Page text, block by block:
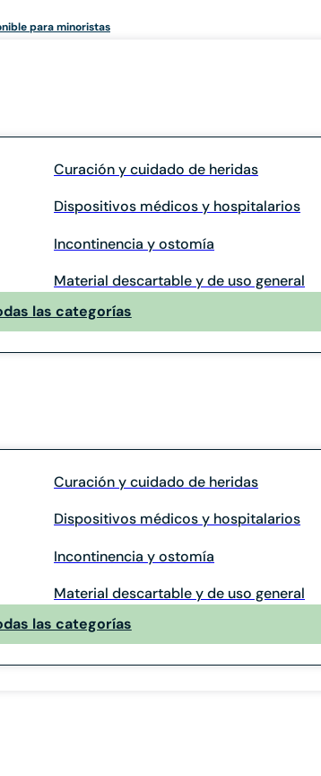
para minoristas
Curación y cuidado de heridas
Dispositivos médicos y hospitalarios
Incontinencia y ostomía
Material descartable y de uso general
las categorías
Curación y cuidado de heridas
Dispositivos médicos y hospitalarios
Incontinencia y ostomía
Material descartable y de uso general
las categorías